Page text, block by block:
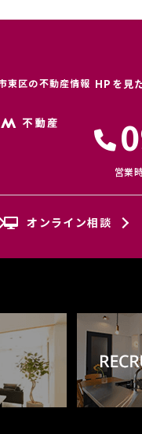
東区の不動産情報 HPを見
営業
オンライン相談